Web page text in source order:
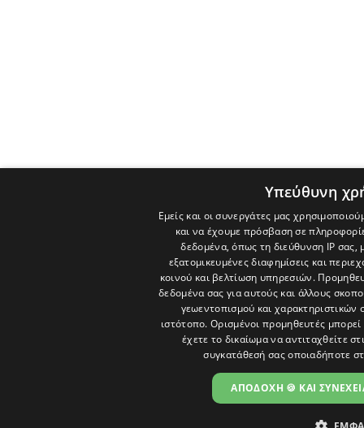
Υπεύθυνη
Εμείς και οι συνεργάτες μας
και να έχουμε πρόσβαση σε
δεδομένα, όπως τη διεύθυνση IP σας,
εξατομικευμένες διαφημίσεις και
κοινού και βελτίωση υπηρεσιών.
δεδομένα σας για αυτούς και άλλους
γεωεντοπισμού και χαρακτηριστικών
ιστότοπο. Ορισμένοι προμηθευτές
έχετε το δικαίωμα να αντιταχθείτε
συγκατάθεσή σας οποιαδήποτε
ΑΠΟΔΟΧΗ 🍪 ΚΑΙ